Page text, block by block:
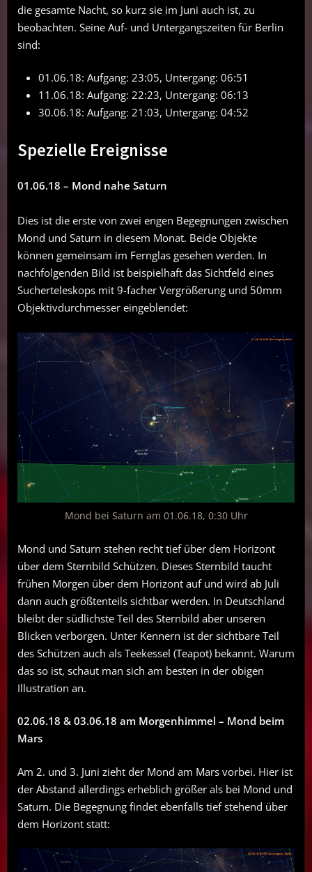
die gesamte Nacht, so kurz sie im Juni auch ist, zu
beobachten. Seine Auf- und Untergangszeiten für Berlin
sind:
01.06.18: Aufgang: 23:05, Untergang: 06:51
11.06.18: Aufgang: 22:23, Untergang: 06:13
30.06.18: Aufgang: 21:03, Untergang: 04:52
Spezielle Ereignisse
01.06.18 – Mond nahe Saturn
Dies ist die erste von zwei engen Begegnungen zwischen
Mond und Saturn in diesem Monat. Beide Objekte
können gemeinsam im Fernglas gesehen werden. In
nachfolgenden Bild ist beispielhaft das Sichtfeld eines
Sucherteleskops mit 9-facher Vergrößerung und 50mm
Objektivdurchmesser eingeblendet:
Mond bei Saturn am 01.06.18, 0:30 Uhr
Mond und Saturn stehen recht tief über dem Horizont
über dem Sternbild Schützen. Dieses Sternbild taucht
frühen Morgen über dem Horizont auf und wird ab Juli
dann auch größtenteils sichtbar werden. In Deutschland
bleibt der südlichste Teil des Sternbild aber unseren
Blicken verborgen. Unter Kennern ist der sichtbare Teil
des Schützen auch als Teekessel (Teapot) bekannt. Warum
das so ist, schaut man sich am besten in der obigen
Illustration an.
02.06.18 & 03.06.18 am Morgenhimmel – Mond beim
Mars
Am 2. und 3. Juni zieht der Mond am Mars vorbei. Hier ist
der Abstand allerdings erheblich größer als bei Mond und
Saturn. Die Begegnung findet ebenfalls tief stehend über
dem Horizont statt: